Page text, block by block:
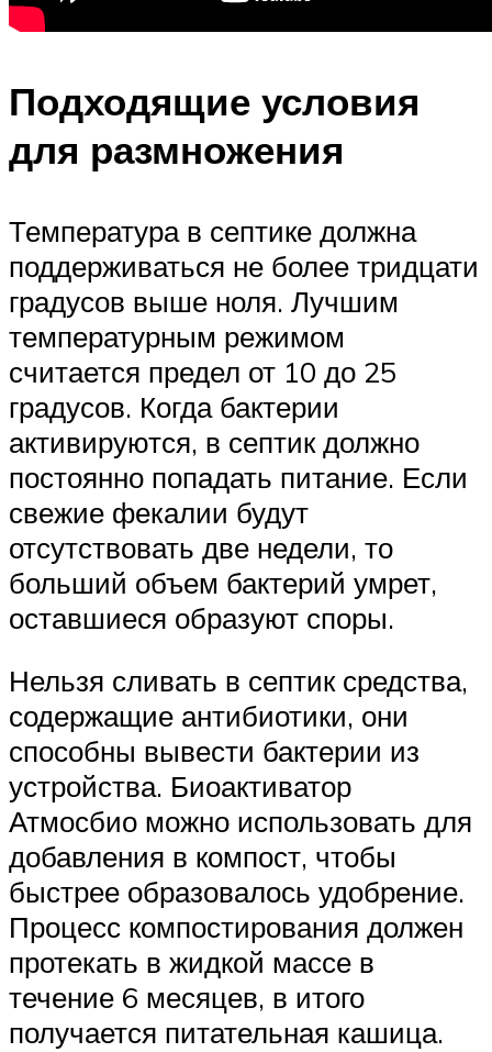
Подходящие условия
для размножения
Температура в септике должна
поддерживаться не более тридцати
градусов выше ноля. Лучшим
температурным режимом
считается предел от 10 до 25
градусов. Когда бактерии
активируются, в септик должно
постоянно попадать питание. Если
свежие фекалии будут
отсутствовать две недели, то
больший объем бактерий умрет,
оставшиеся образуют споры.
Нельзя сливать в септик средства,
содержащие антибиотики, они
способны вывести бактерии из
устройства. Биоактиватор
Атмосбио можно использовать для
добавления в компост, чтобы
быстрее образовалось удобрение.
Процесс компостирования должен
протекать в жидкой массе в
течение 6 месяцев, в итого
получается питательная кашица.